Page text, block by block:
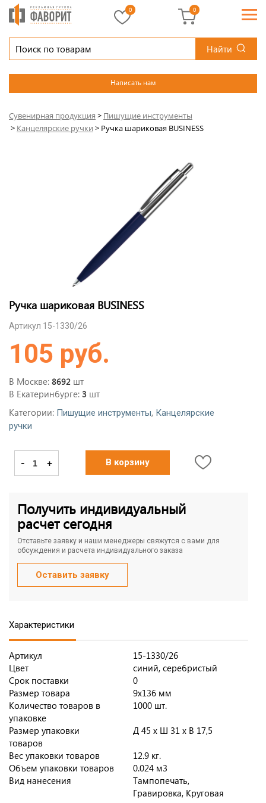
Найти
Написать нам
0 0
Сувенирная продукция > Пишущие инструменты
> Канцелярские ручки > Ручка шариковая BUSINESS
Ручка шариковая BUSINESS
Артикул 15-1330/26
105 руб.
В Москве: 8692 шт
В Екатеринбурге: 3 шт
Категории: Пишущие инструменты, Канцелярские
ручки
- + В корзину
Получить индивидуальный
расчет сегодня
Отставьте заявку и наши менеджеры свяжутся с вами для
обсуждения и расчета индивидуального заказа
Оставить заявку
Характеристики
Артикул
15-1330/26
Цвет
синий, серебристый
Срок поставки
0
Размер товара
9х136 мм
Количество товаров в
упаковке
1000 шт.
Размер упаковки
товаров
Д 45 x Ш 31 x В 17,5
Вес упаковки товаров
12.9 кг.
Объем упаковки товаров
0.024 м3
Вид нанесения
Тампопечать,
Гравировка, Круговая